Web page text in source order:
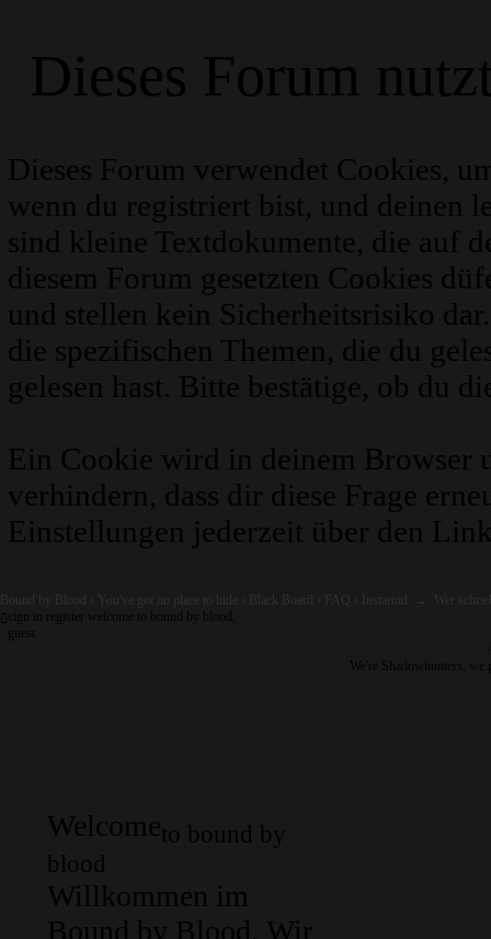
Dieses Forum
Dieses Forum verwendet Cookies,
wenn du registriert bist, und deinen
sind kleine Textdokumente, die auf
diesem Forum gesetzten Cookies
und stellen kein Sicherheitsrisiko
die spezifischen Themen, die du
gelesen hast. Bitte bestätige, ob du
Ein Cookie wird in deinem Browser
verhindern, dass dir diese Frage
Einstellungen jederzeit über den
Bound by Blood › You've got no place to hide › Black Board › FAQ › Instaroid → Wer
sign in register welcome to bound by blood,
guest
We're Shadowhunters,
Welcometo bound by
blood
Willkommen im
Bound by Blood. Wir